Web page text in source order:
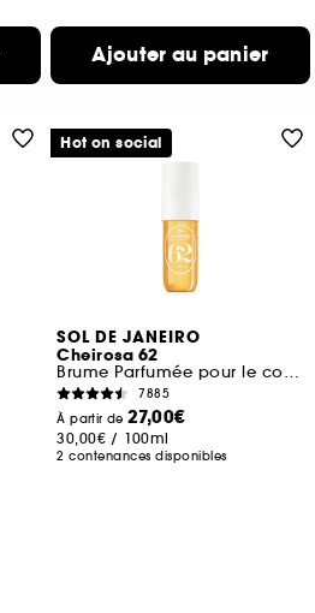
Ajouter au panier
SOL DE JANEIRO
Cheirosa 62
Brume Parfumée pour le corps et les cheveux
7885
À partir de27,00€
30,00€ / 100ml
2 contenances disponibles
Hot on social